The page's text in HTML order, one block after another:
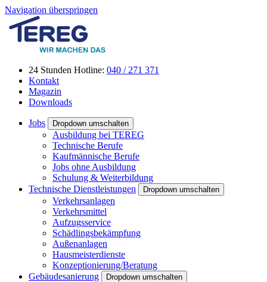
Navigation überspringen
24 Stunden Hotline: 040 / 271 371
Kontakt
Magazin
Downloads
Jobs Dropdown umschalten
Ausbildung bei TEREG
Technische Berufe
Kaufmännische Berufe
Jobs ohne Ausbildung
Schulung & Weiterbildung
Technische Dienstleistungen
Dropdown umschalten
Verkehrsanlagen
Verkehrsmittel
Aufzugsservice
Schädlingsbekämpfung
Außenanlagen
Hausmeisterdienste
Konzeptionierung/Beratung
Gebäudesanierung
Dropdown umschalten